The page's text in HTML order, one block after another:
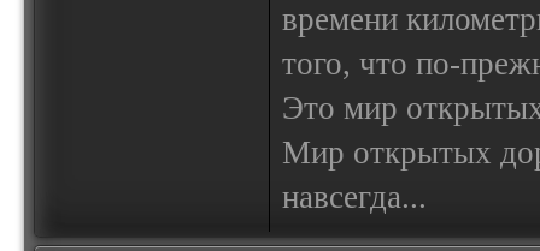
времени
того, что по-
Это мир
Мир открытых
навсегда...